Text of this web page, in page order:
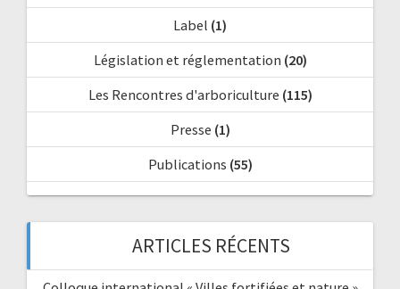
Label (1)
Législation et réglementation (20)
Les Rencontres d'arboriculture (115)
Presse (1)
Publications (55)
ARTICLES RÉCENTS